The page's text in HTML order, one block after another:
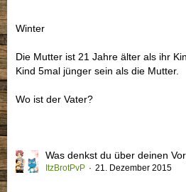
Winter
Die Mutter ist 21 Jahre älter als ihr
Kind 5mal jünger sein als die Mutter.
Wo ist der Vater?
Was denkst du über deinen
ItzBrotPvP 21. Dezember 2015